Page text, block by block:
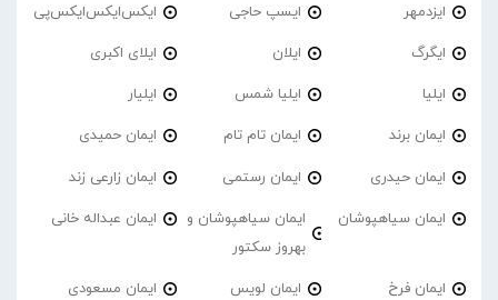
ایزدمهر ایسپ حاجی ایکس‌ایکس‌ایکس‌پی
ایگرگ ایلان ایلای اکبری
ایلیا ایلیا شمس ایلیار
ایمان برند ایمان تام تام ایمان حمیدی
ایمان حیدری ایمان رستمی ایمان زارعی زند
ایمان سیاهپوشان
ایمان سیاهپوشان و
بهروز سکتور
ایمان عبداله خانی
ایمان فرخ ایمان لویس ایمان مسعودی